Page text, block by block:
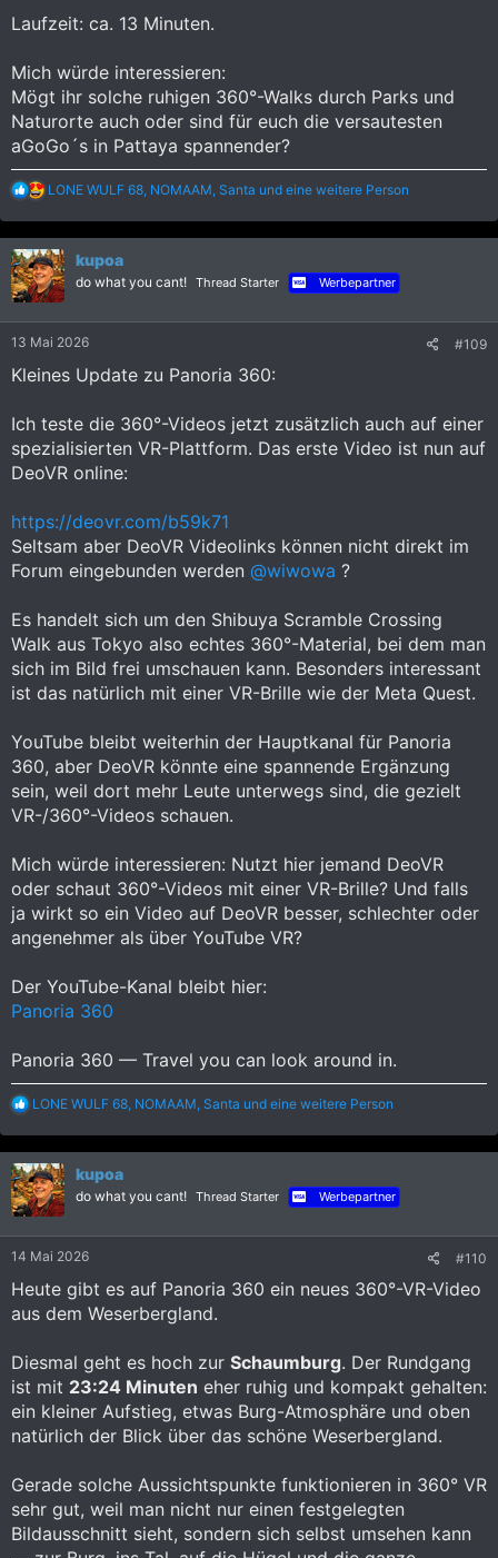
Laufzeit: ca. 13 Minuten.
Mich würde interessieren:
Mögt ihr solche ruhigen 360°-Walks durch Parks und
Naturorte auch oder sind für euch die versautesten
aGoGo´s in Pattaya spannender?
R
a
k
t
i
o
n
LONE WULF 68, NOMAAM, Santa und eine weitere Person
kupoa
do what you cant! Thread Starter Werbepartner
13 Mai 2026 #109
Kleines Update zu Panoria 360:
Ich teste die 360°-Videos jetzt zusätzlich auch auf einer
spezialisierten VR-Plattform. Das erste Video ist nun auf
DeoVR online:
https://deovr.com/b59k71
Seltsam aber DeoVR Videolinks können nicht direkt im
Forum eingebunden werden @wiwowa ?
Es handelt sich um den Shibuya Scramble Crossing
Walk aus Tokyo also echtes 360°-Material, bei dem man
sich im Bild frei umschauen kann. Besonders interessant
ist das natürlich mit einer VR-Brille wie der Meta Quest.
YouTube bleibt weiterhin der Hauptkanal für Panoria
360, aber DeoVR könnte eine spannende Ergänzung
sein, weil dort mehr Leute unterwegs sind, die gezielt
VR-/360°-Videos schauen.
Mich würde interessieren: Nutzt hier jemand DeoVR
oder schaut 360°-Videos mit einer VR-Brille? Und falls
ja wirkt so ein Video auf DeoVR besser, schlechter oder
angenehmer als über YouTube VR?
Der YouTube-Kanal bleibt hier:
Panoria 360
Panoria 360 — Travel you can look around in.
R
a
k
t
i
o
n
LONE WULF 68, NOMAAM, Santa und eine weitere Person
kupoa
do what you cant! Thread Starter Werbepartner
14 Mai 2026 #110
Heute gibt es auf Panoria 360 ein neues 360°-VR-Video
aus dem Weserbergland.
Diesmal geht es hoch zur Schaumburg. Der Rundgang
ist mit 23:24 Minuten eher ruhig und kompakt gehalten:
ein kleiner Aufstieg, etwas Burg-Atmosphäre und oben
natürlich der Blick über das schöne Weserbergland.
Gerade solche Aussichtspunkte funktionieren in 360° VR
sehr gut, weil man nicht nur einen festgelegten
Bildausschnitt sieht, sondern sich selbst umsehen kann